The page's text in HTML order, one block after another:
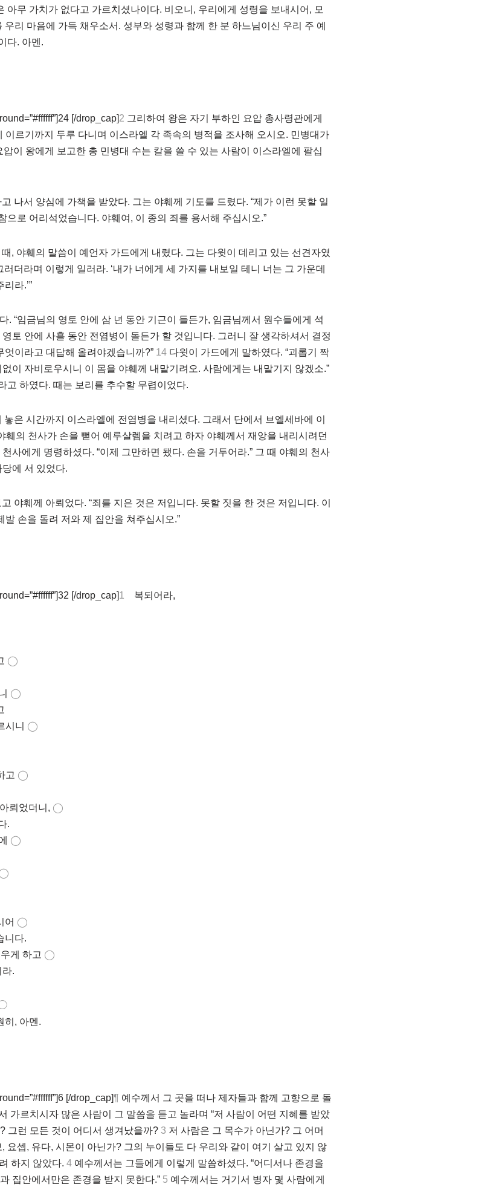
아무 가치가 없다고 가르치셨나이다. 비오니, 우리에게 성령을 보내시어, 모
리 마음에 가득 채우소서. 성부와 성령과 함께 한 분 하느님이신 우리 주 예
다. 아멘.
[/drop_cap]2 그리하여 왕은 자기 부하인 요압 총사령관에게
이르기까지 두루 다니며 이스라엘 각 족속의 병적을 조사해 오시오. 민병대가
압이 왕에게 보고한 총 민병대 수는 칼을 쓸 수 있는 사람이 이스라엘에 팔십
나서 양심에 가책을 받았다. 그는 야훼께 기도를 드렸다. “제가 이런 못할 일
으로 어리석었습니다. 야훼여, 이 종의 죄를 용서해 주십시오.”
, 야훼의 말씀이 예언자 가드에게 내렸다. 그는 다윗이 데리고 있는 선견자였
더라며 이렇게 일러라. ‘내가 너에게 세 가지를 내보일 테니 너는 그 가운데
라.’”
. “임금님의 영토 안에 삼 년 동안 기근이 들든가, 임금님께서 원수들에게 석
토 안에 사흘 동안 전염병이 돌든가 할 것입니다. 그러니 잘 생각하셔서 결정
이라고 대답해 올려야겠습니까?” 14다윗이 가드에게 말하였다. “괴롭기 짝
이 자비로우시니 이 몸을 야훼께 내맡기려오. 사람에게는 내맡기지 않겠소.”
고 하였다. 때는 보리를 추수할 무렵이었다.
은 시간까지 이스라엘에 전염병을 내리셨다. 그래서 단에서 브엘세바에 이
훼의 천사가 손을 뻗어 예루살렘을 치려고 하자 야훼께서 재앙을 내리시려던
사에게 명령하셨다. “이제 그만하면 됐다. 손을 거두어라.” 그 때 야훼의 천사
에 서 있었다.
야훼께 아뢰었다. “죄를 지은 것은 저입니다. 못할 짓을 한 것은 저입니다. 이
손을 돌려 저와 제 집안을 쳐주십시오.”
[/drop_cap]1
복되어라,
◯
◯
니 ◯
고 ◯
뢰었더니, ◯
.
◯
어 ◯
니다.
게 하고 ◯
.
히, 아멘.
[/drop_cap]¶ 예수께서 그 곳을 떠나 제자들과 함께 고향으로 돌
가르치시자 많은 사람이 그 말씀을 듣고 놀라며 “저 사람이 어떤 지혜를 받았
그런 모든 것이 어디서 생겨났을까? 3 저 사람은 그 목수가 아닌가? 그 어머
요셉, 유다, 시몬이 아닌가? 그의 누이들도 다 우리와 같이 여기 살고 있지 않
하지 않았다. 4예수께서는 그들에게 이렇게 말씀하셨다. “어디서나 존경을
집안에서만은 존경을 받지 못한다.” 5 예수께서는 거기서 병자 몇 사람에게